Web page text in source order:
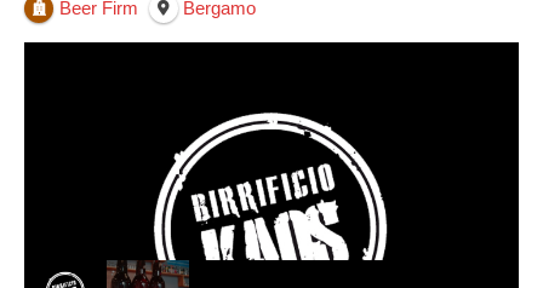
Beer Firm Bergamo